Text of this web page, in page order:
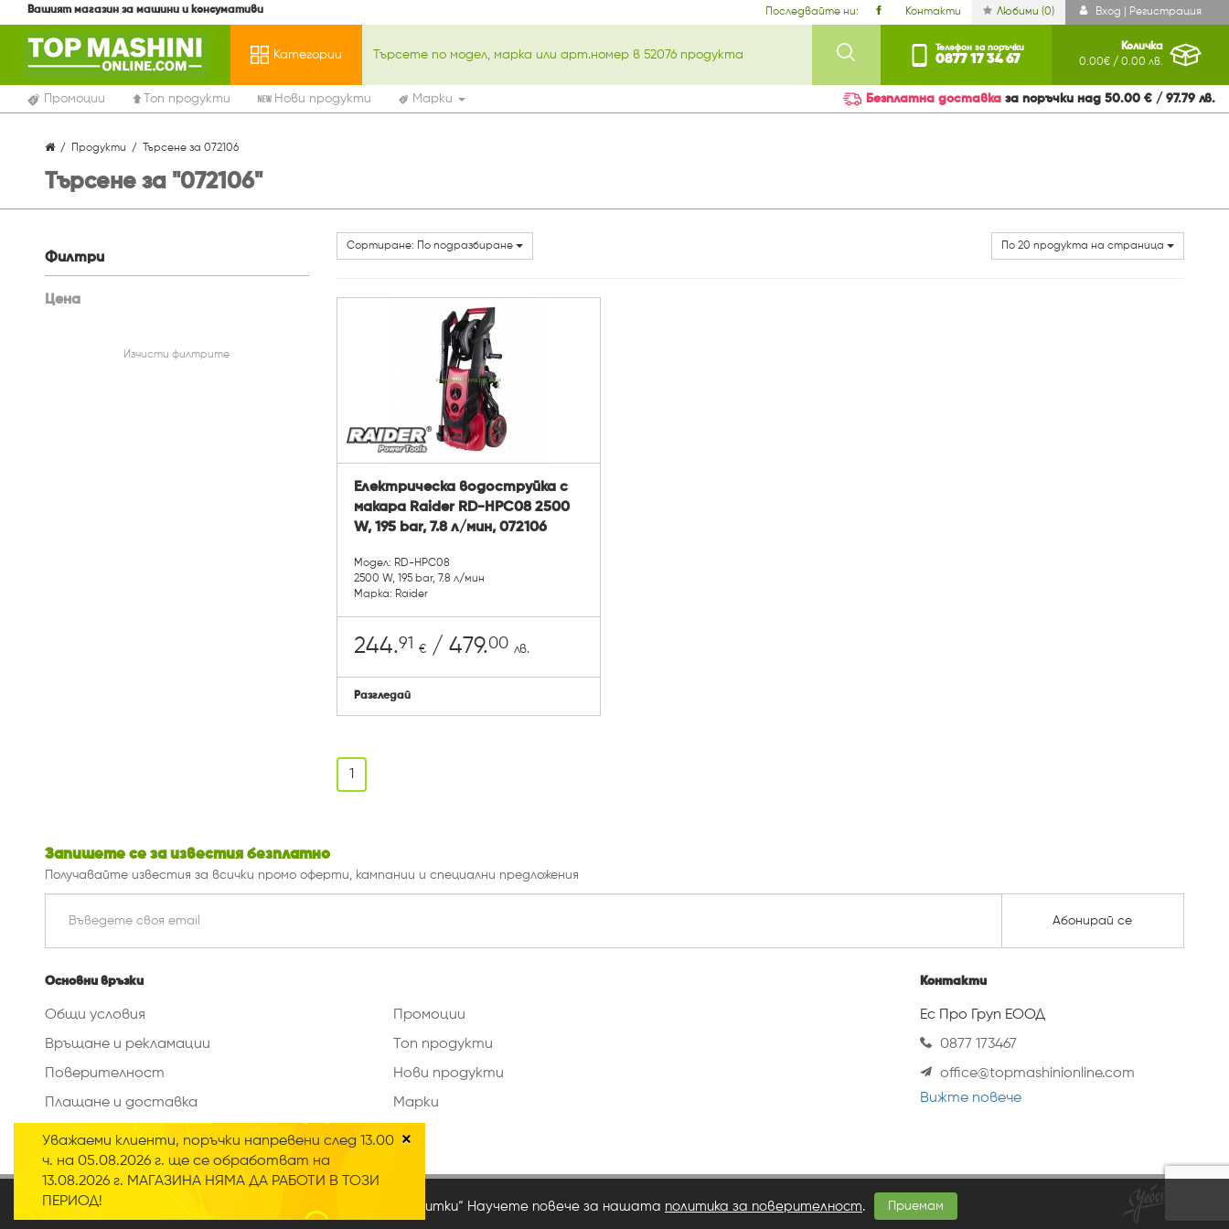
×
Уважаеми клиенти, поръчки напревени след 13.00
ч. на 05.08.2026 г. ще се обработват на
13.08.2026 г. МАГАЗИНА НЯМА ДА РАБОТИ В ТОЗИ
ПЕРИОД!
Вашият магазин за машини и консумативи Последвайте ни: Контакти Любими (0) Вход | Регистрация
Категории
Телефон за поръчки
0877 17 34 67
Количка
0.00€ / 0.00 лв.
Промоции Топ продукти Нови продукти Марки Безплатна доставка за поръчки над 50.00 € / 97.79 лв.
Продукти Търсене за 072106
Търсене за "072106"
Филтри
Цена
Изчисти филтрите
Сортиране: По подразбиране По 20 продукта на страница
Електрическа водоструйка с
макара Raider RD-HPC08 2500
W, 195 bar, 7.8 л/мин, 072106
Модел: RD-HPC08
2500 W, 195 bar, 7.8 л/мин
Марка: Raider
244.91 €/ 479.00 лв.
Разгледай
1
Запишете се за известия безплатно
Получавайте известия за всички промо оферти, кампании и специални предложения
Абонирай се
Основни връзки
Общи условия
Връщане и рекламации
Поверителност
Плащане и доставка
Изтриване на данни
Промоции
Топ продукти
Нови продукти
Марки
Контакти
Ес Про Груп ЕООД
0877 173467
office@topmashinionline.com
Вижте повече
2020 © Всички права запазени
Нашият онлайн магазин използва така наречените „Бисквитки“ Научете повече за нашата политика за поверителност. Приемам